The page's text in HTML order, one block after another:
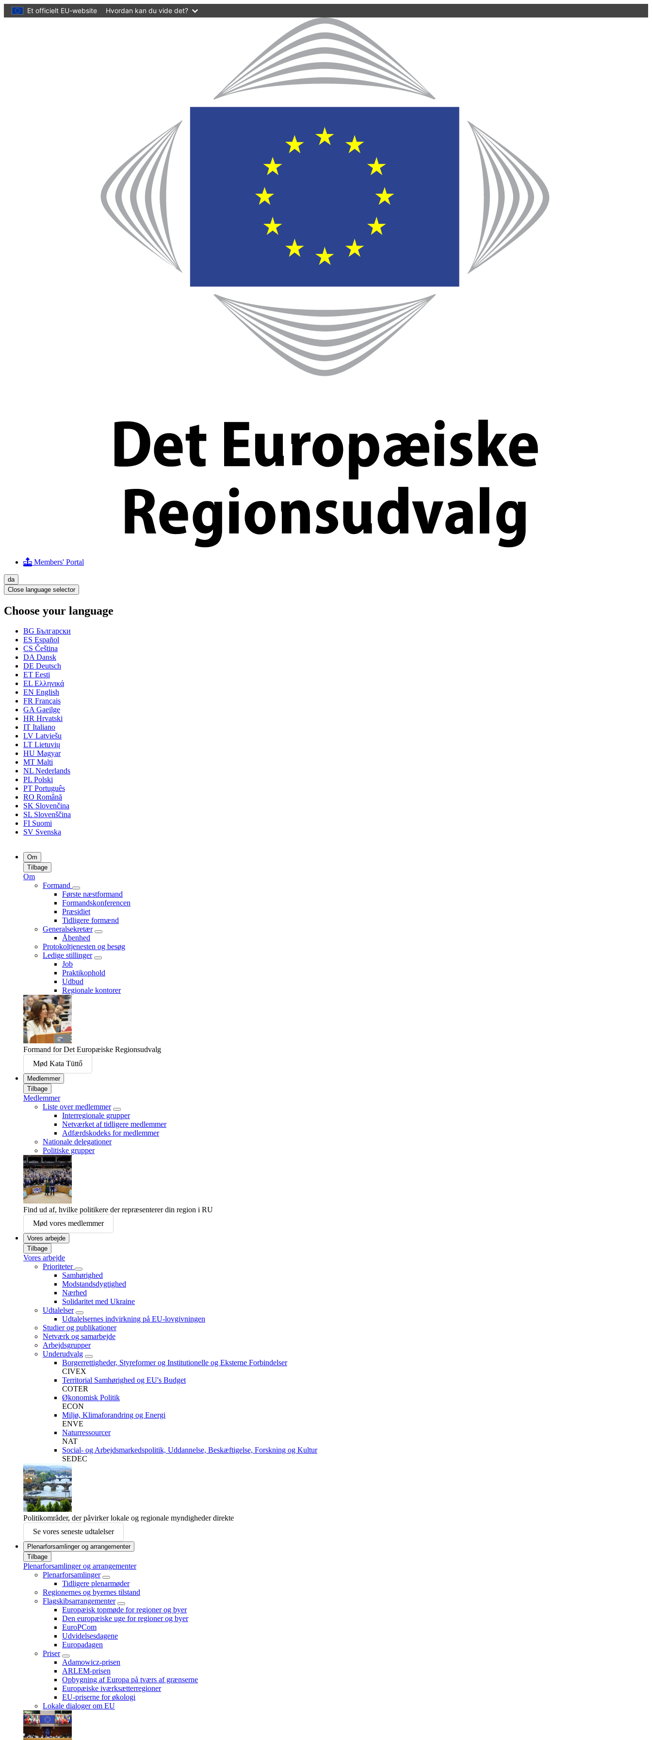
hovedindholdEt officielt EU-website
Hvordan kan du vide det?
Members' Portal
da
Close language selector
Choose your language
BG Български
ES Español
CS Čeština
DADansk
DE Deutsch
ET Eesti
EL Ελληνικά
EN English
FR Français
GAGaeilge
HR Hrvatski
IT Italiano
LV Latviešu
LT Lietuvių
HU Magyar
MT Malti
NL Nederlands
PL Polski
PT Português
RO Română
SK Slovenčina
SL Slovenščina
FI Suomi
SV Svenska
Om
Tilbage
Om
Formand
Første næstformand
Formandskonferencen
Præsidiet
Tidligere formænd
Generalsekretær
Åbenhed
Protokoltjenesten og besøg
Ledige stillinger
Job
Praktikophold
Udbud
Regionale kontorer
Formand for Det Europæiske Regionsudvalg
Mød Kata Tüttő
Medlemmer
Tilbage
Medlemmer
Liste over medlemmer
Interregionale grupper
Netværket af tidligere medlemmer
Adfærdskodeks for medlemmer
Nationale delegationer
Politiske grupper
Find ud af, hvilke politikere der repræsenterer din region i RU
Mød vores medlemmer
Vores arbejde
Tilbage
Vores arbejde
Prioriteter
Samhørighed
Modstandsdygtighed
Nærhed
Solidaritet med Ukraine
Udtalelser
Udtalelsernes indvirkning på EU-lovgivningen
Studier og publikationer
Netværk og samarbejde
Arbejdsgrupper
Underudvalg
Borgerrettigheder, Styreformer og Institutionelle og Eksterne Forbindelser
CIVEX
Territorial Samhørighed og EU's Budget
COTER
Økonomisk Politik
ECON
Miljø, Klimaforandring og Energi
ENVE
Naturressourcer
NAT
Social- og Arbejdsmarkedspolitik, Uddannelse, Beskæftigelse, Forskning og Kultur
SEDEC
Politikområder, der påvirker lokale og regionale myndigheder direkte
Se vores seneste udtalelser
Plenarforsamlinger og arrangementer
Tilbage
Plenarforsamlinger og arrangementer
Plenarforsamlinger
Tidligere plenarmøder
Regionernes og byernes tilstand
Flagskibsarrangementer
Europæisk topmøde for regioner og byer
Den europæiske uge for regioner og byer
EuroPCom
Udvidelsesdagene
Europadagen
Priser
Adamowicz-prisen
ARLEM-prisen
Opbygning af Europa på tværs af grænserne
Europæiske iværksætterregioner
EU-priserne for økologi
Lokale dialoger om EU